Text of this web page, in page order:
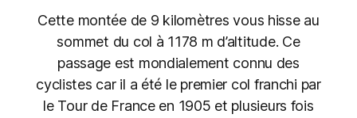
Cette montée de 9 kilomètres vous hisse au
sommet du col à 1178 m d’altitude. Ce
passage est mondialement connu des
cyclistes car il a été le premier col franchi par
le Tour de France en 1905 et plusieurs fois